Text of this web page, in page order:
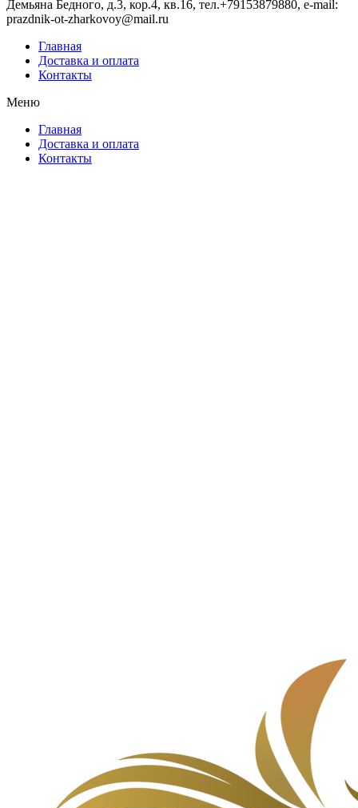
Демьяна Бедного, д.3, кор.4, кв.16, тел.+79153879880, e-mail:
prazdnik-ot-zharkovoy@mail.ru
Главная
Доставка и оплата
Контакты
Меню
Главная
Доставка и оплата
Контакты